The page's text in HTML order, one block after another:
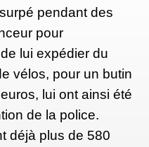
pendant des
pour
lui expédier du
vélos, pour un butin
lui ont ainsi été
de la police.
déjà plus de 580